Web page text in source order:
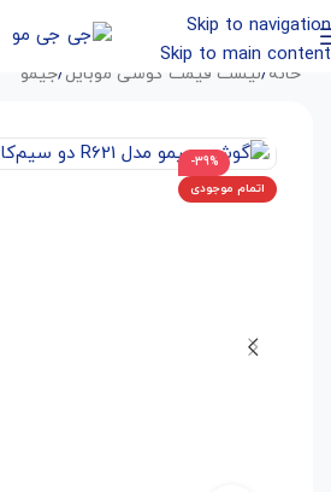
Skip to navigation
Skip to main content
خانه /لیست قیمت گوشی موبایل/جیمو
-39%
اتمام موجودی